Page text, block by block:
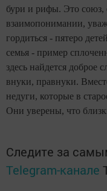
бури и рифы. Это
взаимопонимании,
гордиться - пятеро
семья - пример
здесь найдется доброе
внуки, правнуки.
недуги, которые в
Они уверены, что
Следите за
Telegram-канале